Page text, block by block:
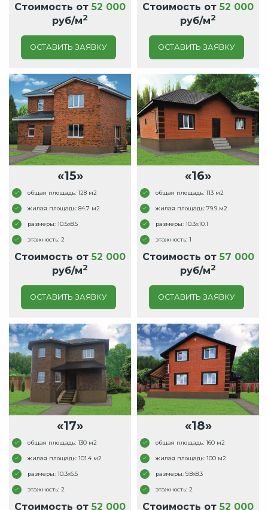
Стоимость от 52 000
руб/м2
ОСТАВИТЬ ЗАЯВКУ
Стоимость от 52 000
руб/м2
ОСТАВИТЬ ЗАЯВКУ
«15»
общая площадь: 128 м2
жилая площадь: 84.7 м2
размеры: 10.5x8.5
этажность: 2
Стоимость от 52 000
руб/м2
ОСТАВИТЬ ЗАЯВКУ
«16»
общая площадь: 113 м2
жилая площадь: 79.9 м2
размеры: 10.3x10.1
этажность: 1
Стоимость от 57 000
руб/м2
ОСТАВИТЬ ЗАЯВКУ
«17»
общая площадь: 130 м2
жилая площадь: 101.4 м2
размеры: 10.3x6.5
этажность: 2
Стоимость от 52 000
«18»
общая площадь: 160 м2
жилая площадь: 100 м2
размеры: 9.8x8.3
этажность: 2
Стоимость от 52 000